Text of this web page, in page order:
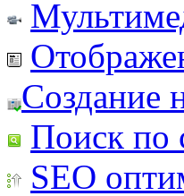
Создание
Поиск по
SEO